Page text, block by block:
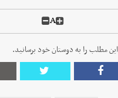
A
این مطلب را به دوستان خود برسانید.